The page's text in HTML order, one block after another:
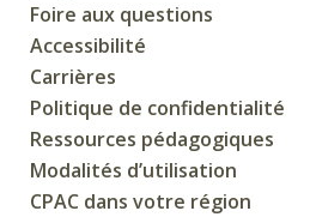
Foire aux questions
Accessibilité
Carrières
Politique de confidentialité
Ressources pédagogiques
Modalités d’utilisation
CPAC dans votre région